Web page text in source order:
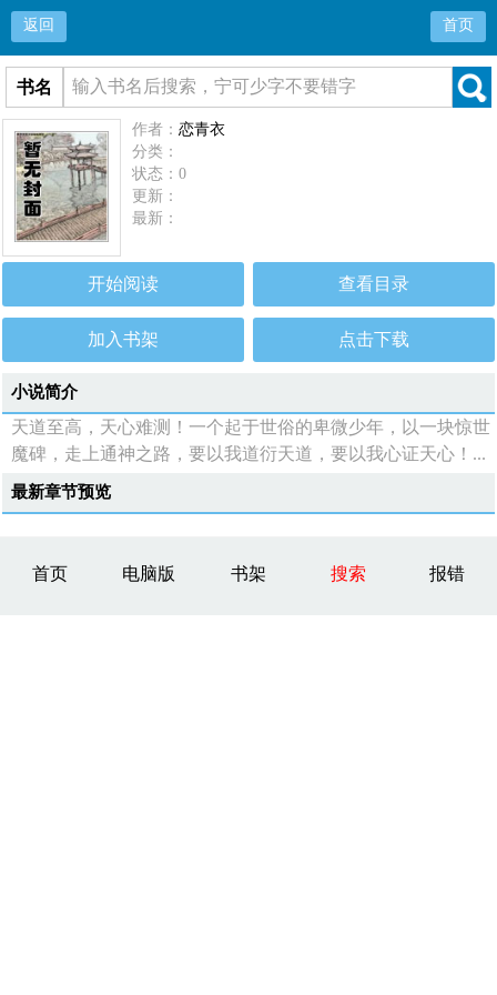
返回 首页
书名
作者：恋青衣
分类：
状态：0
更新：
最新：
开始阅读 查看目录
加入书架 点击下载
小说简介
天道至高，天心难测！一个起于世俗的卑微少年，以一块惊世
魔碑，走上通神之路，要以我道衍天道，要以我心证天心！...
最新章节预览
首页 电脑版 书架 搜索 报错